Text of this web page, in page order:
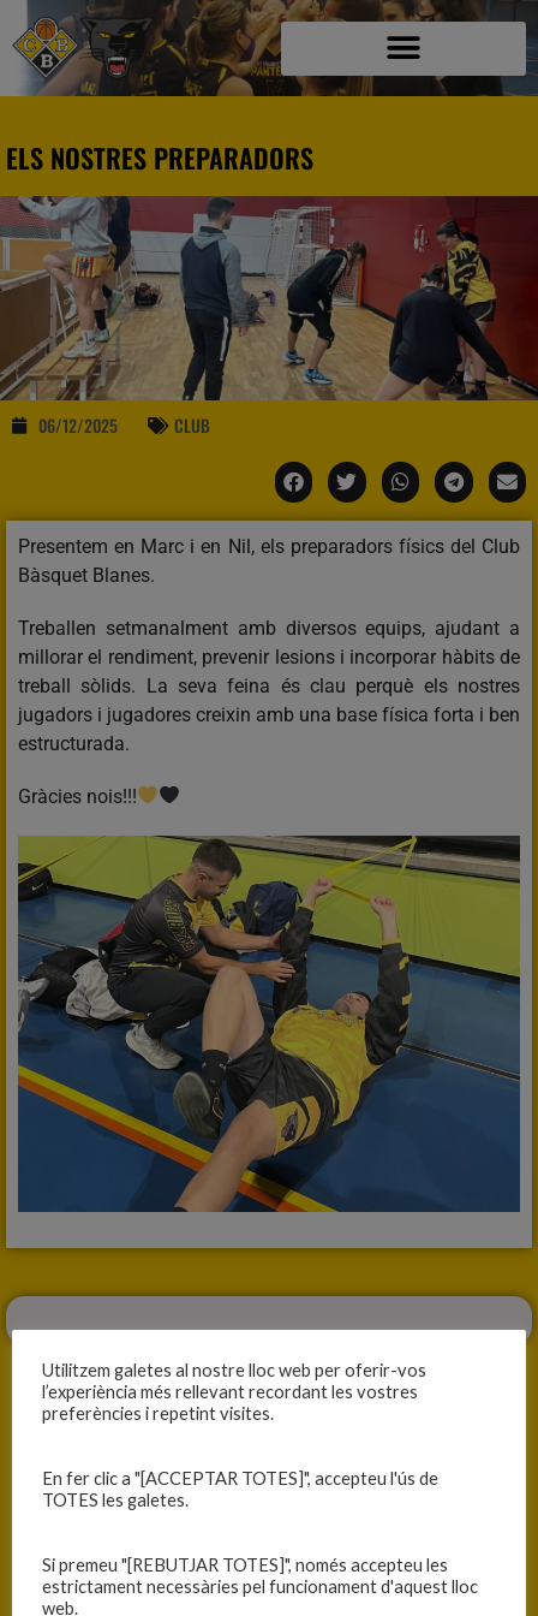
ELS NOSTRES PREPARADORS
06/12/2025 CLUB
Presentem en Marc i en Nil, els preparadors físics del Club
Bàsquet Blanes.
Treballen setmanalment amb diversos equips, ajudant a
millorar el rendiment, prevenir lesions i incorporar hàbits de
treball sòlids. La seva feina és clau perquè els nostres
jugadors i jugadores creixin amb una base física forta i ben
estructurada.
Gràcies nois!!!
ANTERIOR
AIXÍ NO!
SEGÜENT
Utilitzem galetes al nostre lloc web per oferir-vos
l’experiència més rellevant recordant les vostres
preferències i repetint visites.
En fer clic a "[ACCEPTAR TOTES]", accepteu l'ús de
TOTES les galetes.
Si premeu "[REBUTJAR TOTES]", només accepteu les
estrictament necessàries pel funcionament d'aquest lloc
web.